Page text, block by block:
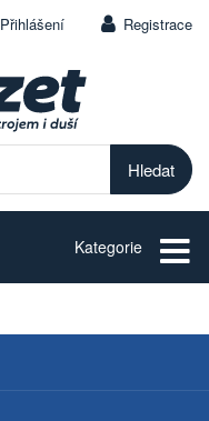
Přihlášení Registrace
Kategorie